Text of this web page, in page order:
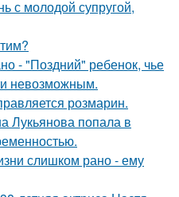
с молодой супругой,
- "Поздний" ребенок, чье
невозможным.
розмарин.
Лукьянова попала в
слишком рано - ему